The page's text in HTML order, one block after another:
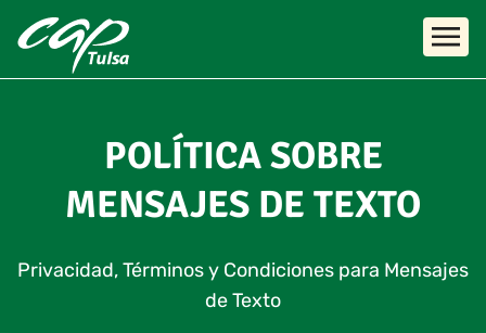
Skip to main content
POLÍTICA SOBRE
MENSAJES DE TEXTO
Privacidad, Términos y Condiciones para Mensajes
de Texto